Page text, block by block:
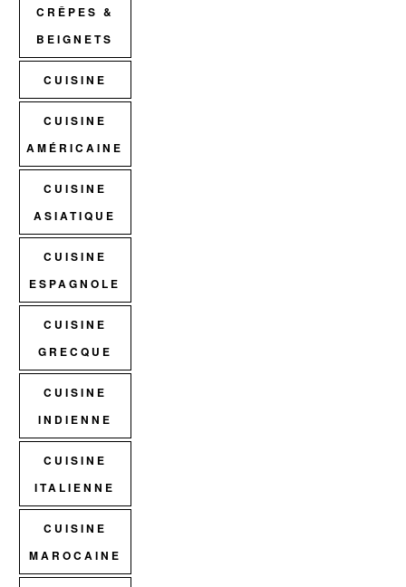
CRÊPES &
BEIGNETS
CUISINE
CUISINE
AMÉRICAINE
CUISINE
ASIATIQUE
CUISINE
ESPAGNOLE
CUISINE
GRECQUE
CUISINE
INDIENNE
CUISINE
ITALIENNE
CUISINE
MAROCAINE